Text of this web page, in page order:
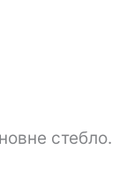
стебло.